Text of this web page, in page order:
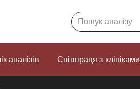
Search:
аналізів Співпраця з клініками